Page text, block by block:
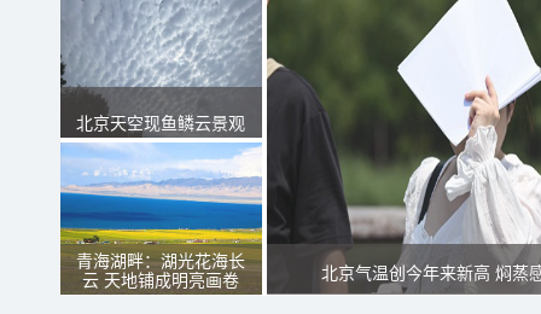
北京天空现鱼鳞云景观
青海湖畔：湖光花海长
云 天地铺成明亮画卷
北京气温创今年来新高 焖蒸